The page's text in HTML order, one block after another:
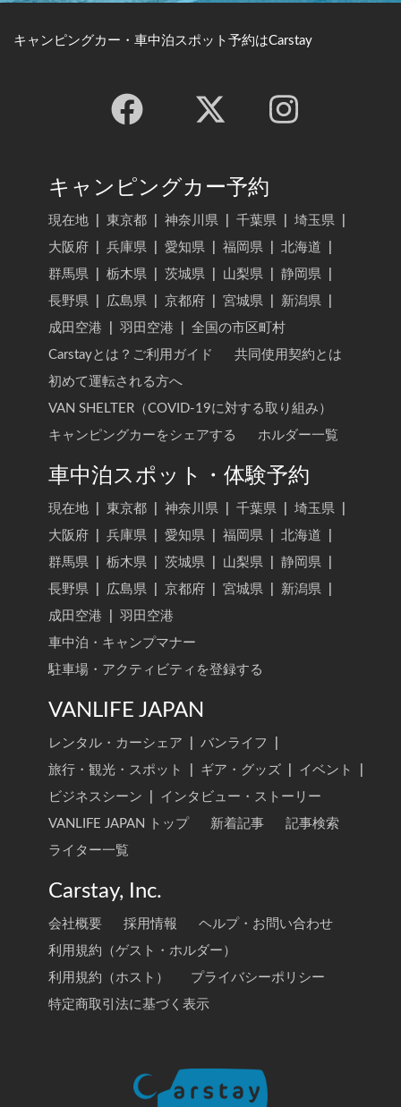
キャンピングカー・車中泊スポット予約はCarstay
キャンピングカー予約
現在地 東京都 神奈川県 千葉県 埼玉県
大阪府
兵庫県 愛知県 福岡県 北海道
群馬県
栃木県 茨城県 山梨県 静岡県
長野県
広島県 京都府 宮城県 新潟県
成田空港
羽田空港
全国の市区町村
Carstayとは？ご利用ガイド
共同使用契約とは
初めて運転される方へ
VAN SHELTER（COVID-19に対する取り組み）
キャンピングカーをシェアする
ホルダー一覧
車中泊スポット・体験予約
現在地 東京都 神奈川県 千葉県 埼玉県
大阪府
兵庫県 愛知県 福岡県 北海道
群馬県
栃木県 茨城県 山梨県 静岡県
長野県
広島県 京都府 宮城県 新潟県
成田空港
羽田空港
車中泊・キャンプマナー
駐車場・アクティビティを登録する
VANLIFE JAPAN
レンタル・カーシェア バンライフ
旅行・観光・スポット
ギア・グッズ イベント
ビジネスシーン
インタビュー・ストーリー
VANLIFE JAPAN トップ
新着記事
記事検索
ライター一覧
Carstay, Inc.
会社概要 採用情報
ヘルプ・お問い合わせ
利用規約（ゲスト・ホルダー）
利用規約（ホスト）
プライバシーポリシー
特定商取引法に基づく表示